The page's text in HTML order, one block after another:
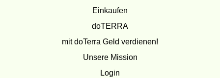
Einkaufen
doTERRA
mit doTerra Geld verdienen!
Unsere Mission
Login